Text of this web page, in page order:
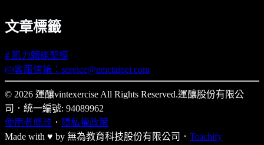
文章標籤
# 肌力體能聖經
客服信箱：service@emctaipei.com
© 2026 運釀vintexercise All Rights Reserved.運釀股份有限公
司 ． 統一編號: 94089962
使用者條款 ． 隱私權政策
Made with ♥ by 無為教育科技股份有限公司． Teachify